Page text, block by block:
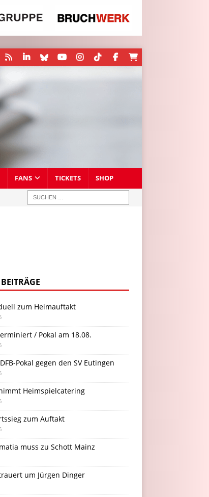
FANS TICKETS SHOP
zum Heimauftakt
/ Pokal am 18.08.
Pokal gegen den SV Eutingen
Heimspielcatering
zum Auftakt
muss zu Schott Mainz
um Jürgen Dinger